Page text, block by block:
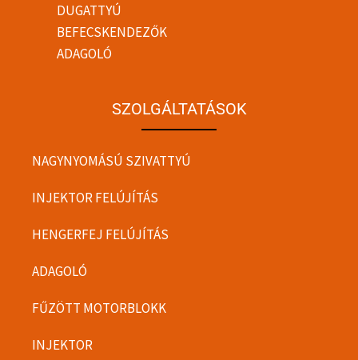
DUGATTYÚ
BEFECSKENDEZŐK
ADAGOLÓ
SZOLGÁLTATÁSOK
NAGYNYOMÁSÚ SZIVATTYÚ
INJEKTOR FELÚJÍTÁS
HENGERFEJ FELÚJÍTÁS
ADAGOLÓ
FŰZÖTT MOTORBLOKK
INJEKTOR